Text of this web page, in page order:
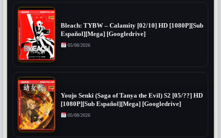
Bleach: TYBW – Calamity [02/10] HD [1080P][Sub
Español][Mega] [Googledrive]
05/08/2026
Youjo Senki (Saga of Tanya the Evil) S2 [05/??] HD
[1080P][Sub Español][Mega] [Googledrive]
05/08/2026